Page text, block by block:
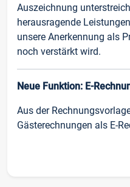
Auszeichnung
herausragende
unsere Anerkennung als
noch verstärkt wird.
Neue Funktion: E-
Aus der
Gästerechnungen als E-